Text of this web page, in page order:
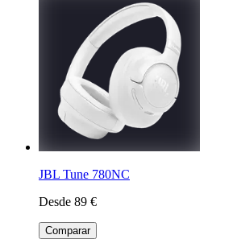
JBL Tune 780NC
Desde 89 €
Comparar